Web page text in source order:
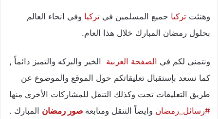
وهنئت تركيا جميع المسلمين في تركيا وفي انحاء العالم
بحلول رمضان المبارك خلال هذا العام.
ونتمنى لكم في الصفحة العربية الخير والبركه والتميز دائماً ,
كما نسعد بإستقبال تعليقاتكم حول الموقع والموضوع عن
طريق التعليقات تحت وكذلك التنقل للمشاركات الأخرى منها
#رسائل_رمضان وايضاً التنقل ومتابعة صور رمضان المبارك .